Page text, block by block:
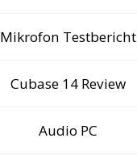
Mikrofon Testbericht
Cubase 14 Review
Audio PC